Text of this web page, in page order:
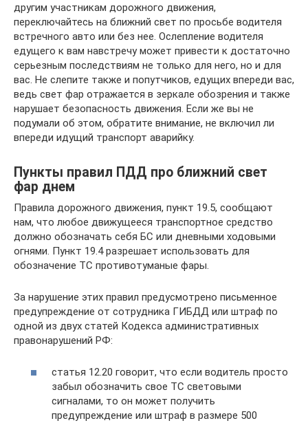
другим участникам дорожного движения,
переключайтесь на ближний свет по просьбе водителя
встречного авто или без нее. Ослепление водителя
едущего к вам навстречу может привести к достаточно
серьезным последствиям не только для него, но и для
вас. Не слепите также и попутчиков, едущих впереди вас,
ведь свет фар отражается в зеркале обозрения и также
нарушает безопасность движения. Если же вы не
подумали об этом, обратите внимание, не включил ли
впереди идущий транспорт аварийку.
Пункты правил ПДД про ближний свет
фар днем
Правила дорожного движения, пункт 19.5, сообщают
нам, что любое движущееся транспортное средство
должно обозначать себя БС или дневными ходовыми
огнями. Пункт 19.4 разрешает использовать для
обозначение ТС противотуманые фары.
За нарушение этих правил предусмотрено письменное
предупреждение от сотрудника ГИБДД или штраф по
одной из двух статей Кодекса административных
правонарушений РФ:
статья 12.20 говорит, что если водитель просто
забыл обозначить свое ТС световыми
сигналами, то он может получить
предупреждение или штраф в размере 500